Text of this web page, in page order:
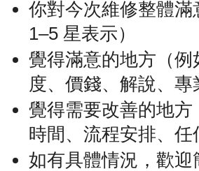
你對今次維修整體滿
1–5 星表示）
覺得滿意的地方（例
度、價錢、解說、專
覺得需要改善的地方
時間、流程安排、任
如有具體情況，歡迎